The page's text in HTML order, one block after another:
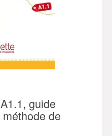
guide
de